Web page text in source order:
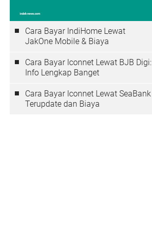
Cara Bayar IndiHome Lewat
JakOne Mobile & Biaya
Cara Bayar Iconnet Lewat BJB Digi:
Info Lengkap Banget
Cara Bayar Iconnet Lewat SeaBank
Terupdate dan Biaya